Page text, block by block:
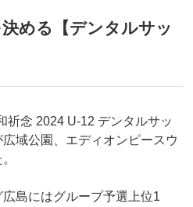
める【デンタルサッ
祈念 2024 U-12 デンタルサッ
域公園、エディオンピースウ
島にはグループ予選上位1